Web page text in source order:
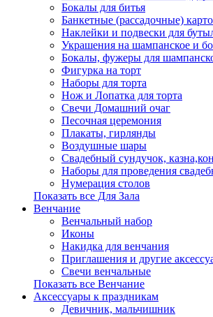
Бокалы для битья
Банкетные (рассадочные)
Наклейки и подвески для
Украшения на шампанское и
Бокалы, фужеры для
Фигурка на торт
Наборы для торта
Нож и Лопатка для торта
Свечи Домашний очаг
Песочная церемония
Плакаты, гирлянды
Воздушные шары
Свадебный сундучок,
Наборы для проведения
Нумерация столов
Показать все Для Зала
Венчание
Венчальный набор
Иконы
Накидка для венчания
Приглашения и другие
Свечи венчальные
Показать все Венчание
Аксессуары к праздникам
Девичник, мальчишник